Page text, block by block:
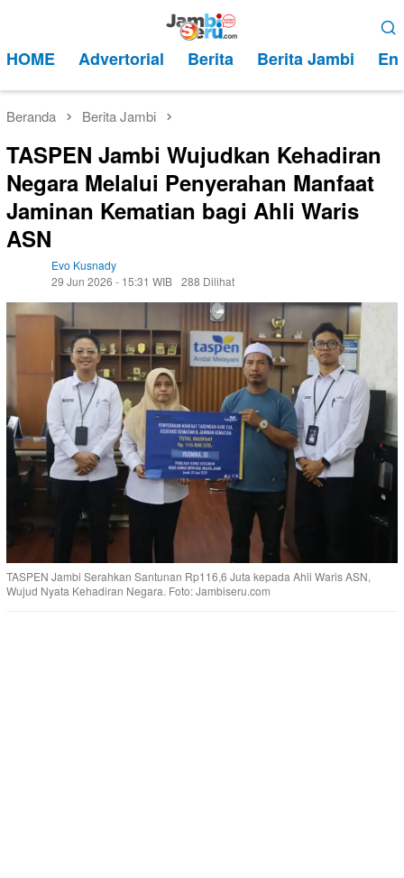
kontenMobile
HOME Advertorial Berita Berita Jambi
Beranda Berita Jambi
TASPEN Jambi Wujudkan Kehadiran
Negara Melalui Penyerahan Manfaat
Jaminan Kematian bagi Ahli Waris
ASN
Evo Kusnady
29 Jun 2026 - 15:31 WIB 288 Dilihat
TASPEN Jambi Serahkan Santunan Rp116,6 Juta kepada Ahli Waris ASN,
Wujud Nyata Kehadiran Negara. Foto: Jambiseru.com